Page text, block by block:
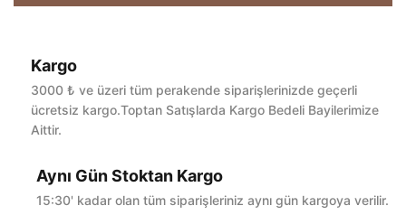
Bu ürüne ilk yorumu siz yapın!
Kargo
3000 ₺ ve üzeri tüm perakende siparişlerinizde geçerli
ücretsiz kargo.Toptan Satışlarda Kargo Bedeli Bayilerimize
Aittir.
Aynı Gün Stoktan Kargo
15:30' kadar olan tüm siparişleriniz aynı gün kargoya verilir.